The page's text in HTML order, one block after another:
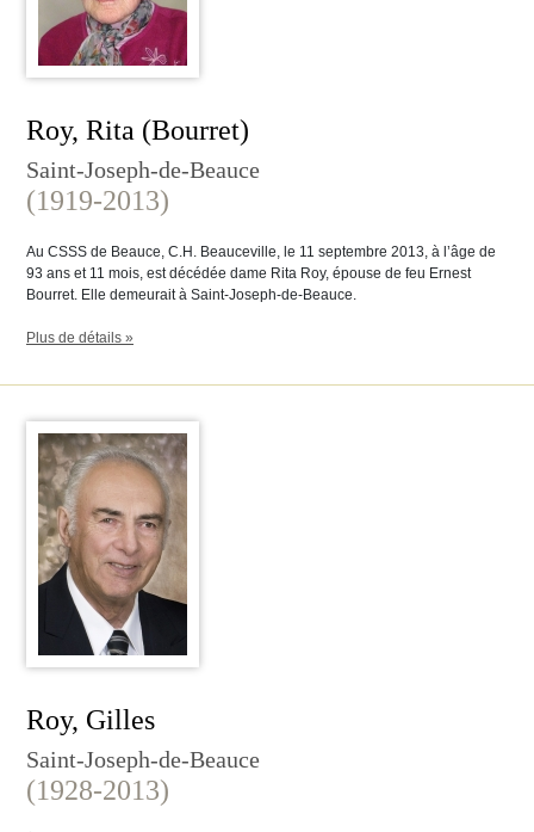
Roy, Rita (Bourret)
Saint-Joseph-de-Beauce
(1919-2013)
Au CSSS de Beauce, C.H. Beauceville, le 11 septembre 2013, à l’âge de
93 ans et 11 mois, est décédée dame Rita Roy, épouse de feu Ernest
Bourret. Elle demeurait à Saint-Joseph-de-Beauce.
Plus de détails »
Roy, Gilles
Saint-Joseph-de-Beauce
(1928-2013)